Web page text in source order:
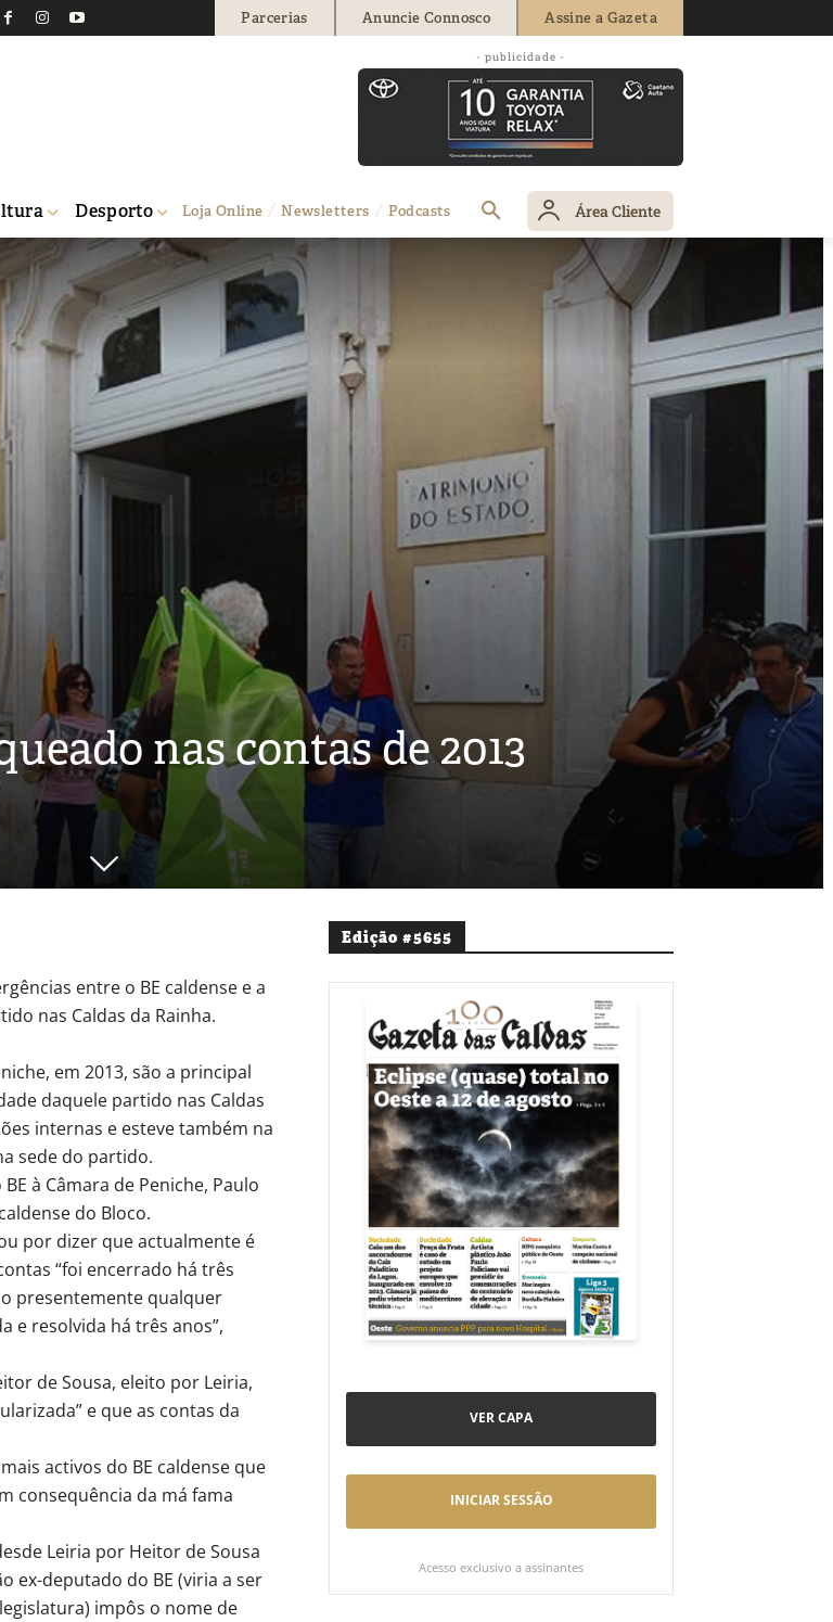
Parcerias Anuncie Connosco Assine a Gazeta
- publicidade -
Desporto Loja Online Newsletters Podcasts Área Cliente
nas contas de 2013
entre o BE caldense e a
nas Caldas da Rainha.
em 2013, são a principal
daquele partido nas Caldas
internas e esteve também na
sede do partido.
à Câmara de Peniche, Paulo
do Bloco.
por dizer que actualmente é
“foi encerrado há três
presentemente qualquer
e resolvida há três anos”,
de Sousa, eleito por Leiria,
e que as contas da
activos do BE caldense que
consequência da má fama
Leiria por Heitor de Sousa
ex-deputado do BE (viria a ser
impôs o nome de
Edição #5655
VER CAPA
INICIAR SESSÃO
Acesso exclusivo a assinantes